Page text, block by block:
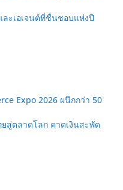
ะเอเจนต์ที่ชื่นชอบแห่งปี
Expo 2026 ผนึกกว่า 50
สู่ตลาดโลก คาดเงินสะพัด